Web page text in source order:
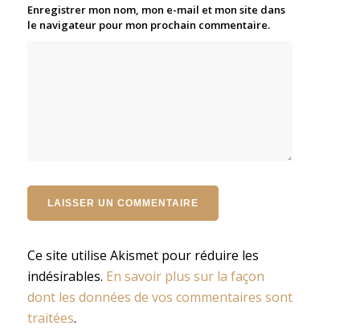
Enregistrer mon nom, mon e-mail et mon site dans
le navigateur pour mon prochain commentaire.
Ce site utilise Akismet pour réduire les
indésirables. En savoir plus sur la façon
dont les données de vos commentaires sont
traitées.